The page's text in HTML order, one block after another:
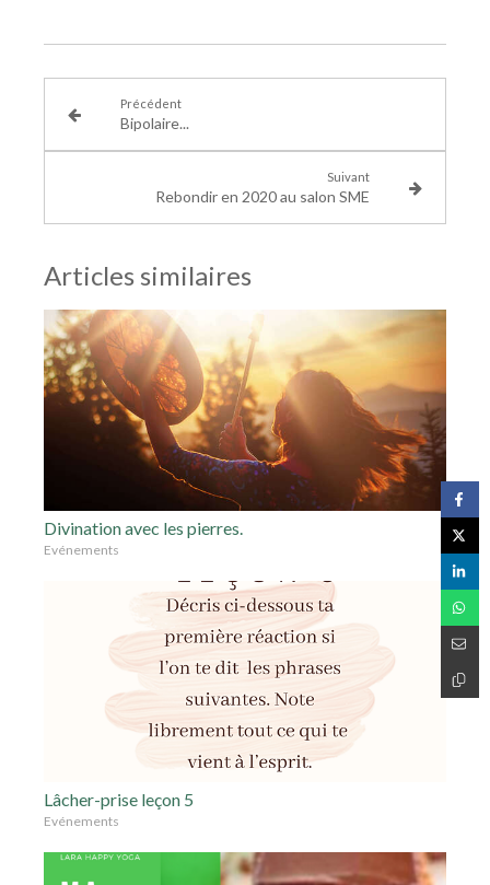
Précédent
Bipolaire...
Suivant
Rebondir en 2020 au salon SME
Articles similaires
Divination avec les pierres.
Evénements
Lâcher-prise leçon 5
Evénements